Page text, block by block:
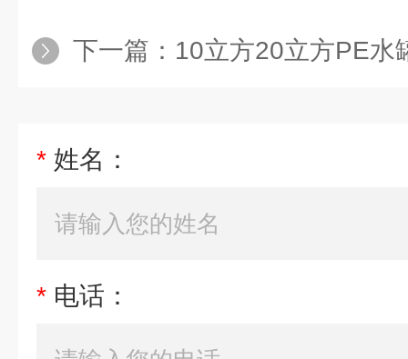
下一篇： 10立方20立方PE水罐
* 姓名：
* 电话：